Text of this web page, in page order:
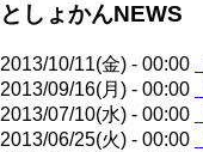
送
としょかんNEWS
2013/10/11(金) - 00:00
2013/09/16(月) - 00:00
2013/07/10(水) - 00:00
2013/06/25(火) - 00:00